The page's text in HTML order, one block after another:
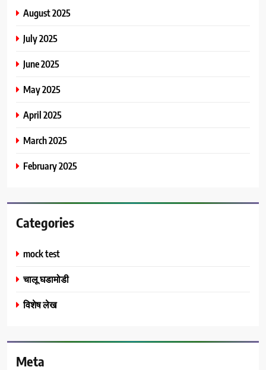
August 2025
July 2025
June 2025
May 2025
April 2025
March 2025
February 2025
Categories
mock test
चालू घडामोडी
विशेष लेख
Meta